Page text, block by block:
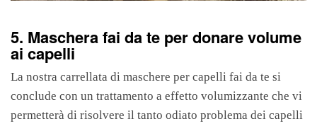
5. Maschera fai da te per donare volume
ai capelli
La nostra carrellata di maschere per capelli fai da te si
conclude con un trattamento a effetto volumizzante che vi
permetterà di risolvere il tanto odiato problema dei capelli